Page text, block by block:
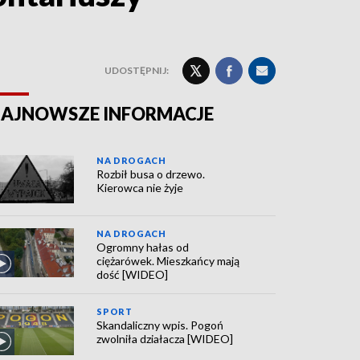
UDOSTĘPNIJ:
INFORMACJE
NA DROGACH
Rozbił busa o drzewo.
Kierowca nie żyje
NA DROGACH
Ogromny hałas od
ciężarówek. Mieszkańcy mają
dość [WIDEO]
SPORT
Skandaliczny wpis. Pogoń
zwolniła działacza [WIDEO]